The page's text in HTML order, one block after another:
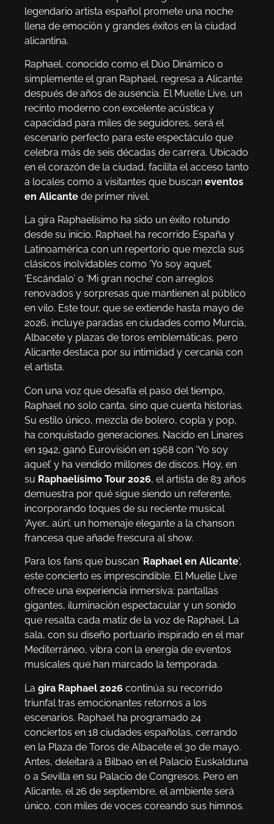
legendario artista español promete una noche
llena de emoción y grandes éxitos en la ciudad
alicantina.
Raphael, conocido como el Dúo Dinámico o
simplemente el gran Raphael, regresa a Alicante
después de años de ausencia. El Muelle Live, un
recinto moderno con excelente acústica y
capacidad para miles de seguidores, será el
escenario perfecto para este espectáculo que
celebra más de seis décadas de carrera. Ubicado
en el corazón de la ciudad, facilita el acceso tanto
a locales como a visitantes que buscan eventos
en Alicante de primer nivel.
La gira Raphaelísimo ha sido un éxito rotundo
desde su inicio. Raphael ha recorrido España y
Latinoamérica con un repertorio que mezcla sus
clásicos inolvidables como ‘Yo soy aquel’,
‘Escándalo’ o ‘Mi gran noche’ con arreglos
renovados y sorpresas que mantienen al público
en vilo. Este tour, que se extiende hasta mayo de
2026, incluye paradas en ciudades como Murcia,
Albacete y plazas de toros emblemáticas, pero
Alicante destaca por su intimidad y cercanía con
el artista.
Con una voz que desafía el paso del tiempo,
Raphael no solo canta, sino que cuenta historias.
Su estilo único, mezcla de bolero, copla y pop,
ha conquistado generaciones. Nacido en Linares
en 1942, ganó Eurovisión en 1968 con ‘Yo soy
aquel’ y ha vendido millones de discos. Hoy, en
su Raphaelísimo Tour 2026, el artista de 83 años
demuestra por qué sigue siendo un referente,
incorporando toques de su reciente musical
‘Ayer… aún’, un homenaje elegante a la chanson
francesa que añade frescura al show.
Para los fans que buscan ‘ Raphael en Alicante‘,
este concierto es imprescindible. El Muelle Live
ofrece una experiencia inmersiva: pantallas
gigantes, iluminación espectacular y un sonido
que resalta cada matiz de la voz de Raphael. La
sala, con su diseño portuario inspirado en el mar
Mediterráneo, vibra con la energía de eventos
musicales que han marcado la temporada.
La gira Raphael 2026 continúa su recorrido
triunfal tras emocionantes retornos a los
escenarios. Raphael ha programado 24
conciertos en 18 ciudades españolas, cerrando
en la Plaza de Toros de Albacete el 30 de mayo.
Antes, deleitará a Bilbao en el Palacio Euskalduna
o a Sevilla en su Palacio de Congresos. Pero en
Alicante, el 26 de septiembre, el ambiente será
único, con miles de voces coreando sus himnos.